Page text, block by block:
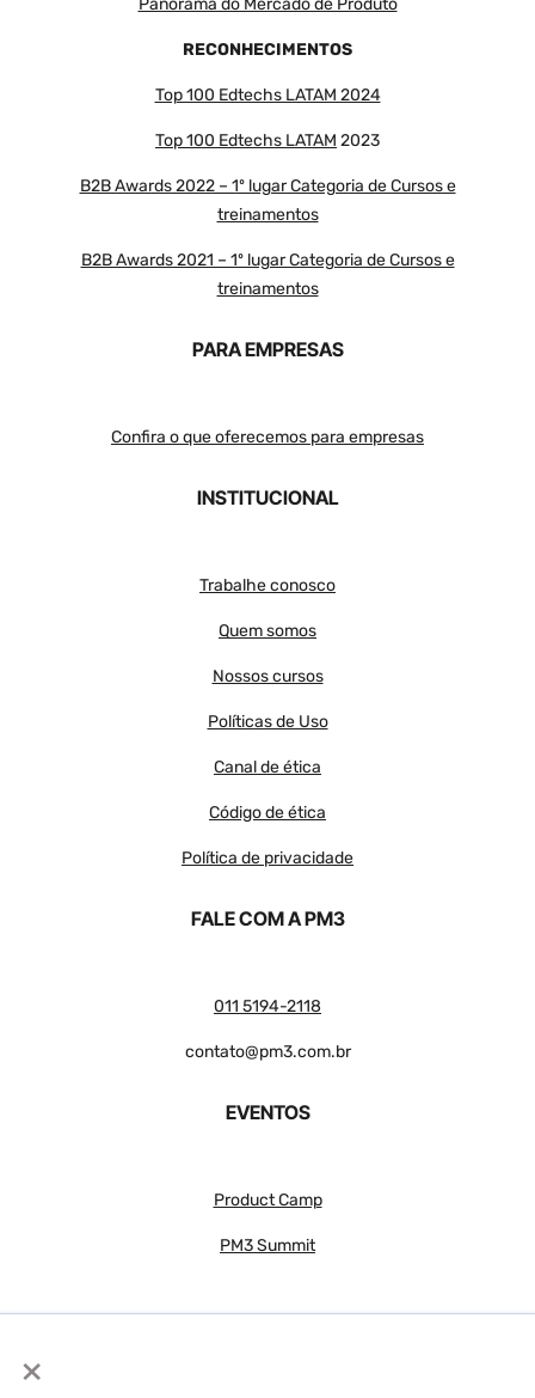
×
Panorama do Mercado de Produto
RECONHECIMENTOS
Top 100 Edtechs LATAM 2024
Top 100 Edtechs LATAM 2023
B2B Awards 2022 – 1º lugar Categoria de Cursos e
treinamentos
B2B Awards 2021 – 1º lugar Categoria de Cursos e
treinamentos
PARA EMPRESAS
Confira o que oferecemos para empresas
INSTITUCIONAL
Trabalhe conosco
Quem somos
Nossos cursos
Políticas de Uso
Canal de ética
Código de ética
Política de privacidade
FALE COM A PM3
011 5194-2118
contato@pm3.com.br
EVENTOS
Product Camp
PM3 Summit